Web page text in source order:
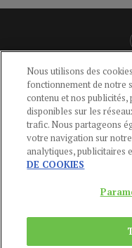
CGU-POLITIQUE DE
Du Lundi
Nous utilisons des
fonctionnement de notre
contenu et nos
disponibles sur les
trafic. Nous partageons
votre navigation sur
analytiques, publicitaires
DE COOKIES